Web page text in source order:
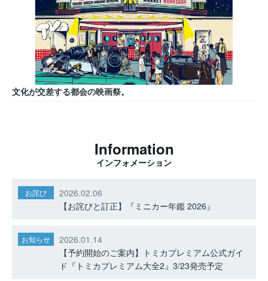
文化が交差する都会の映画祭。
Information
インフォメーション
お詫び
2026.02.06
【お詫びと訂正】『ミニカー年鑑 2026』
お知らせ
2026.01.14
【予約開始のご案内】トミカプレミアム公式ガイ
ド『トミカプレミアム大全2』3/23発売予定